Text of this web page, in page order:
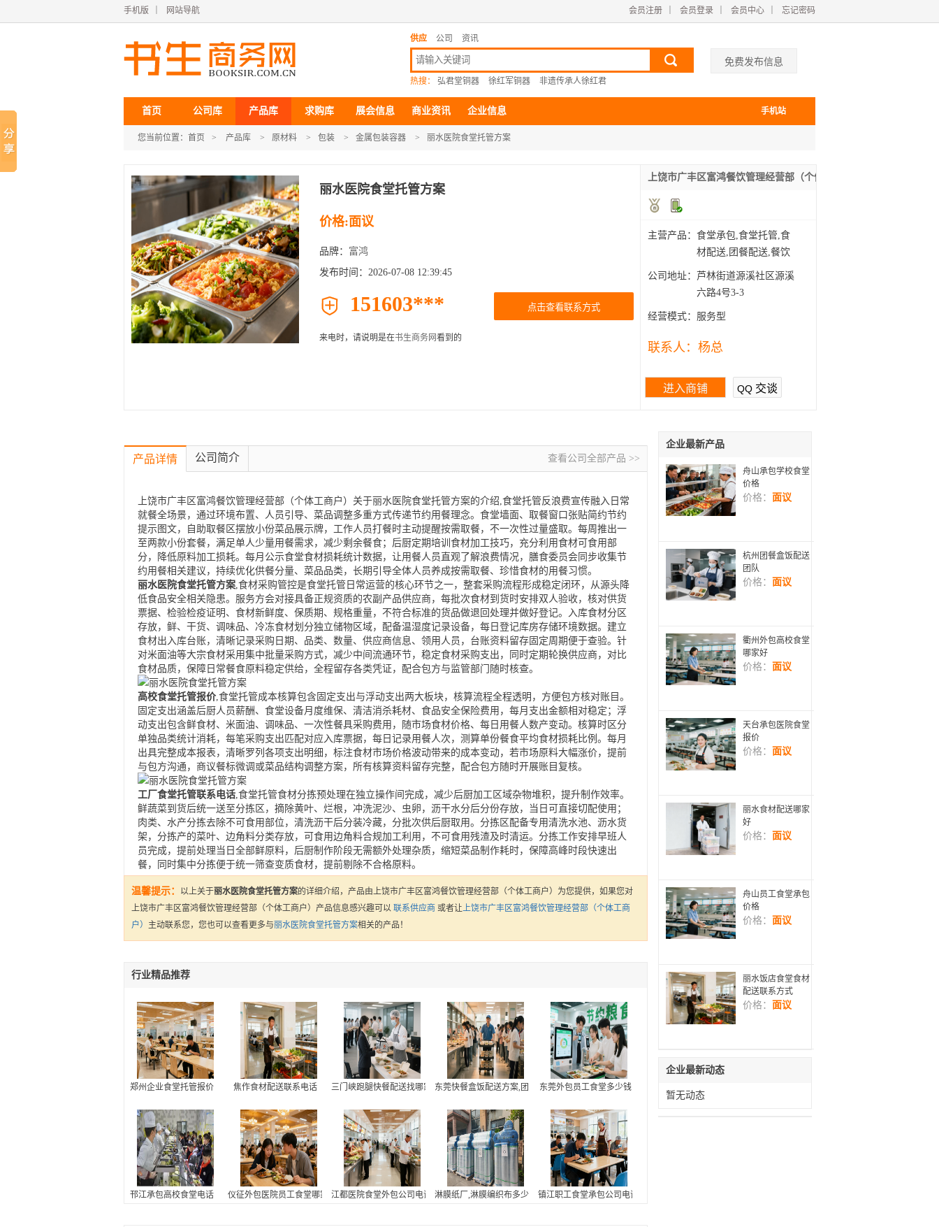
手机版 网站导航 会员注册 会员登录 会员中心 忘记密码
供应 公司 资讯
热搜： 弘君堂铜器 徐红军铜器 非遗传承人徐红君
免费发布信息
首页 公司库 产品库 求购库 展会信息 商业资讯 企业信息 手机站
您当前位置： 首页 > 产品库 > 原材料 > 包装 > 金属包装容器 > 丽水医院食堂托管方案
丽水医院食堂托管方案
价格:面议
品牌： 富鸿
发布时间：2026-07-08 12:39:45
 151603*** 点击查看联系方式
来电时，请说明是在书生商务网看到的
上饶市广丰区富鸿餐饮管理经营部（个体工商户）
主营产品： 食堂承包,食堂托管,食
材配送,团餐配送,餐饮
管
公司地址： 芦林街道源溪社区源溪
六路4号3-3
经营模式： 服务型
联系人： 杨总
进入商铺 QQ 交谈
产品详情 公司简介 查看公司全部产品 >>
上饶市广丰区富鸿餐饮管理经营部（个体工商户）关于丽水医院食堂托管方案的介绍,食堂托管反浪费宣传融入日常
就餐全场景，通过环境布置、人员引导、菜品调整多重方式传递节约用餐理念。食堂墙面、取餐窗口张贴简约节约
提示图文，自助取餐区摆放小份菜品展示牌，工作人员打餐时主动提醒按需取餐，不一次性过量盛取。每周推出一
至两款小份套餐，满足单人少量用餐需求，减少剩余餐食；后厨定期培训食材加工技巧，充分利用食材可食用部
分，降低原料加工损耗。每月公示食堂食材损耗统计数据，让用餐人员直观了解浪费情况，膳食委员会同步收集节
约用餐相关建议，持续优化供餐分量、菜品品类，长期引导全体人员养成按需取餐、珍惜食材的用餐习惯。
丽水医院食堂托管方案,食材采购管控是食堂托管日常运营的核心环节之一，整套采购流程形成稳定闭环，从源头降
低食品安全相关隐患。服务方会对接具备正规资质的农副产品供应商，每批次食材到货时安排双人验收，核对供货
票据、检验检疫证明、食材新鲜度、保质期、规格重量，不符合标准的货品做退回处理并做好登记。入库食材分区
存放，鲜、干货、调味品、冷冻食材划分独立储物区域，配备温湿度记录设备，每日登记库房存储环境数据。建立
食材出入库台账，清晰记录采购日期、品类、数量、供应商信息、领用人员，台账资料留存固定周期便于查验。针
对米面油等大宗食材采用集中批量采购方式，减少中间流通环节，稳定食材采购支出，同时定期轮换供应商，对比
食材品质，保障日常餐食原料稳定供给，全程留存各类凭证，配合包方与监管部门随时核查。
高校食堂托管报价,食堂托管成本核算包含固定支出与浮动支出两大板块，核算流程全程透明，方便包方核对账目。
固定支出涵盖后厨人员薪酬、食堂设备月度维保、清洁消杀耗材、食品安全保险费用，每月支出金额相对稳定；浮
动支出包含鲜食材、米面油、调味品、一次性餐具采购费用，随市场食材价格、每日用餐人数产变动。核算时区分
单独品类统计消耗，每笔采购支出匹配对应入库票据，每日记录用餐人次，测算单份餐食平均食材损耗比例。每月
出具完整成本报表，清晰罗列各项支出明细，标注食材市场价格波动带来的成本变动，若市场原料大幅涨价，提前
与包方沟通，商议餐标微调或菜品结构调整方案，所有核算资料留存完整，配合包方随时开展账目复核。
工厂食堂托管联系电话,食堂托管食材分拣预处理在独立操作间完成，减少后厨加工区域杂物堆积，提升制作效率。
鲜蔬菜到货后统一送至分拣区，摘除黄叶、烂根，冲洗泥沙、虫卵，沥干水分后分份存放，当日可直接切配使用；
肉类、水产分拣去除不可食用部位，清洗沥干后分装冷藏，分批次供后厨取用。分拣区配备专用清洗水池、沥水货
架，分拣产的菜叶、边角料分类存放，可食用边角料合规加工利用，不可食用残渣及时清运。分拣工作安排早班人
员完成，提前处理当日全部鲜原料，后厨制作阶段无需额外处理杂质，缩短菜品制作耗时，保障高峰时段快速出
餐，同时集中分拣便于统一筛查变质食材，提前剔除不合格原料。
温馨提示： 以上关于丽水医院食堂托管方案的详细介绍，产品由上饶市广丰区富鸿餐饮管理经营部（个体工商户）为您提供，如果您对
上饶市广丰区富鸿餐饮管理经营部（个体工商户）产品信息感兴趣可以 联系供应商 或者让上饶市广丰区富鸿餐饮管理经营部（个体工商
户） 主动联系您，您也可以查看更多与丽水医院食堂托管方案相关的产品！
行业精品推荐
郑州企业食堂托管报价 焦作食材配送联系电话 三门峡跑腿快餐配送找哪家 东莞快餐盒饭配送方案,团餐配送服务团队
东莞外包员工食堂多少钱
邗江承包高校食堂电话 仪征外包医院员工食堂哪家好,医院员工食堂外包联系方式
江都医院食堂外包公司电话 淋膜纸厂,淋膜编织布多少钱 镇江职工食堂承包公司电话
企业最新产品
舟山承包学校食堂
价格
价格： 面议
杭州团餐盒饭配送
团队
价格： 面议
衢州外包高校食堂
哪家好
价格： 面议
天台承包医院食堂
报价
价格： 面议
丽水食材配送哪家
好
价格： 面议
舟山员工食堂承包
价格
价格： 面议
丽水饭店食堂食材
配送联系方式
价格： 面议
企业最新动态
暂无动态